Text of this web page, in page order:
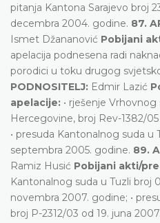
pitanja Kantona Sarajevo broj
decembra 2004. godine. 87.
Ismet Džananović Pobijani
apelacija podnesena radi
porodici u toku drugog
PODNOSITELJ: Edmir Lazić
apelacije: • rješenje
Hercegovine, broj Rev-1382/
• presuda Kantonalnog suda u
septembra 2005. godine. 89.
Ramiz Husić Pobijani akti/
Kantonalnog suda u Tuzli broj
novembra 2007. godine; •
broj P-2312/03 od 19. juna